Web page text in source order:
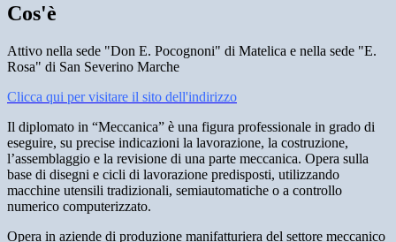
Cos'è
Attivo nella sede "Don E. Pocognoni" di Matelica e nella sede "E.
Rosa" di San Severino Marche
Clicca qui per visitare il sito dell'indirizzo
Il diplomato in “Meccanica” è una figura professionale in grado di
eseguire, su precise indicazioni la lavorazione, la costruzione,
l’assemblaggio e la revisione di una parte meccanica. Opera sulla
base di disegni e cicli di lavorazione predisposti, utilizzando
macchine utensili tradizionali, semiautomatiche o a controllo
numerico computerizzato.
Opera in aziende di produzione manifatturiera del settore meccanico